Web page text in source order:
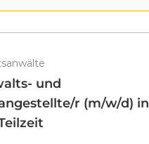
und
r (m/w/d) in